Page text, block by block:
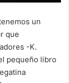
un
que
-K.
pequeño libro